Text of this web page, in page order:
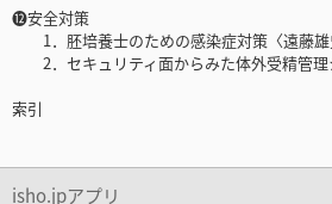
⓬安全対策
1．胚培養士のための感染症対策〈遠藤雄
2．セキュリティ面からみた体外受精管理
索引
isho.jpアプリ